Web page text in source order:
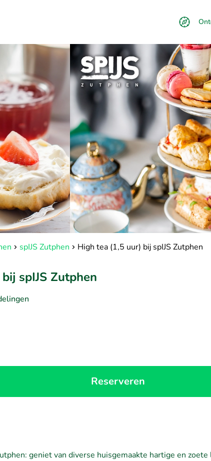
spIJS Zutphen High tea (1,5 uur) bij spIJS Zutphen
spIJS Zutphen
Reserveren
geniet van diverse huisgemaakte hartige en